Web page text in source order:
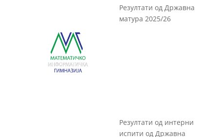
Резултати од Државна
матура 2025/26
Резултати од интерни
испити од Државна